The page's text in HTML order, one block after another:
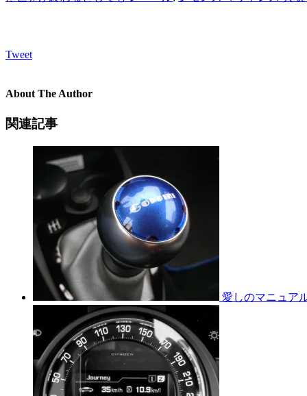
Tweet
About The Author
関連記事
愛しのマニュア